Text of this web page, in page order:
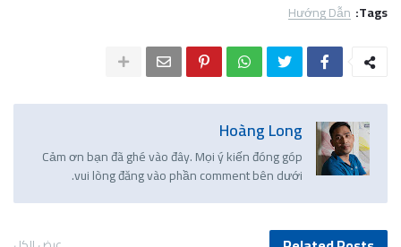
Tags:
Hướng Dẫn
Hoàng Long
Cảm ơn bạn đã ghé vào đây. Mọi ý kiến đóng góp
vui lòng đăng vào phần comment bên dưới.